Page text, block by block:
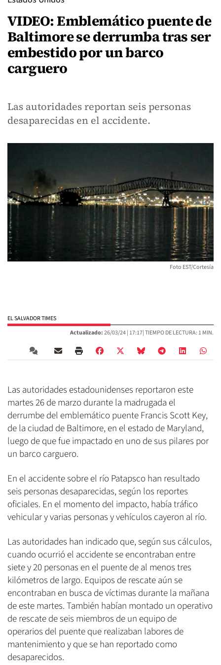
VIDEO: Emblemático puente de
Baltimore se derrumba tras ser
embestido por un barco
carguero
Las autoridades reportan seis personas
desaparecidas en el accidente.
Foto EST/Cortesía
EL SALVADOR TIMES
Actualizado:26/03/24 | 17:17| TIEMPO DE LECTURA: 1 MIN.
Las autoridades estadounidenses reportaron este
martes 26 de marzo durante la madrugada el
derrumbe del emblemático puente Francis Scott Key,
de la ciudad de Baltimore, en el estado de Maryland,
luego de que fue impactado en uno de sus pilares por
un barco carguero.
En el accidente sobre el río Patapsco han resultado
seis personas desaparecidas, según los reportes
oficiales. En el momento del impacto, había tráfico
vehicular y varias personas y vehículos cayeron al río.
Las autoridades han indicado que, según sus cálculos,
cuando ocurrió el accidente se encontraban entre
siete y 20 personas en el puente de al menos tres
kilómetros de largo. Equipos de rescate aún se
encontraban en busca de víctimas durante la mañana
de este martes. También habían montado un operativo
de rescate de seis miembros de un equipo de
operarios del puente que realizaban labores de
mantenimiento y que se han reportado como
desaparecidos.